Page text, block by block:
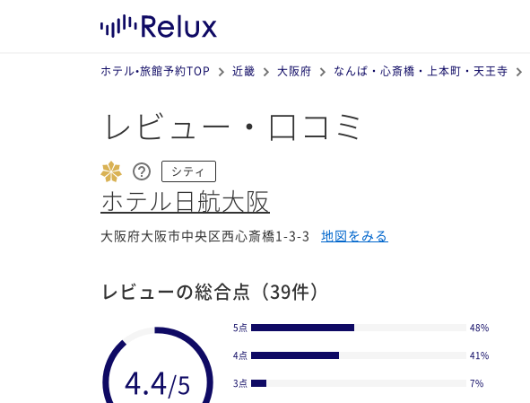
ホテル•旅館予約TOP 近畿 大阪府 なんば・心斎橋・上本町・天王寺
レビュー・口コミ
シティ
ホテル日航大阪
大阪府大阪市中央区西心斎橋1-3-3 地図をみる
レビューの総合点 （39件）
5点 48%
4点 41%
3点 7%